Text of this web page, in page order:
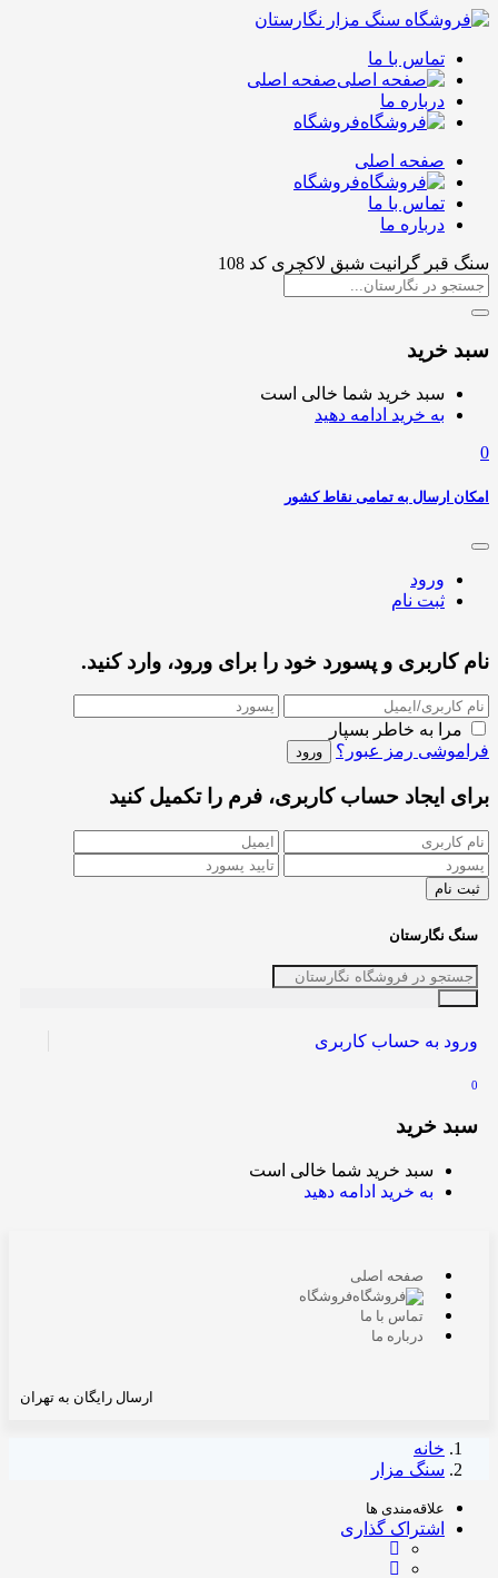
تماس با ما
صفحه اصلی
درباره ما
فروشگاه
صفحه اصلی
فروشگاه
تماس با ما
درباره ما
سنگ قبر گرانیت شبق لاکچری کد 108
سبد خرید
سبد خرید شما خالی است
به خرید ادامه دهید
0
امکان ارسال به تمامی نقاط کشور
ورود
ثبت نام
نام کاربری و پسورد خود را برای ورود، وارد کنید.
مرا به خاطر بسپار
فراموشی رمز عبور؟
برای ایجاد حساب کاربری، فرم را تکمیل کنید
سنگ نگارستان
ورود به حساب کاربری
0
سبد خرید
سبد خرید شما خالی است
به خرید ادامه دهید
صفحه اصلی
فروشگاه
تماس با ما
درباره ما
ارسال رایگان به تهران
خانه
سنگ مزار
علاقه‌مندی ها
اشتراک گذاری